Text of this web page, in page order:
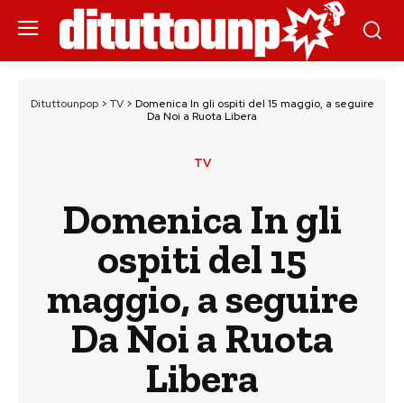
Dituttounpop> TV> Domenica In gli ospiti del 15 maggio, a seguire
Da Noi a Ruota Libera
TV
Domenica In gli
ospiti del 15
maggio, a seguire
Da Noi a Ruota
Libera